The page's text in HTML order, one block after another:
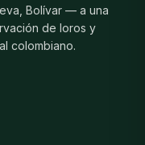
Bolívar — a una
de loros y
colombiano.